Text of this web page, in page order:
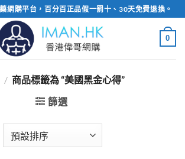
網購平台，百分百正品假一罰十、30天免費退換。
0
/ 商品標籤為 “美國黑金心得”
篩選